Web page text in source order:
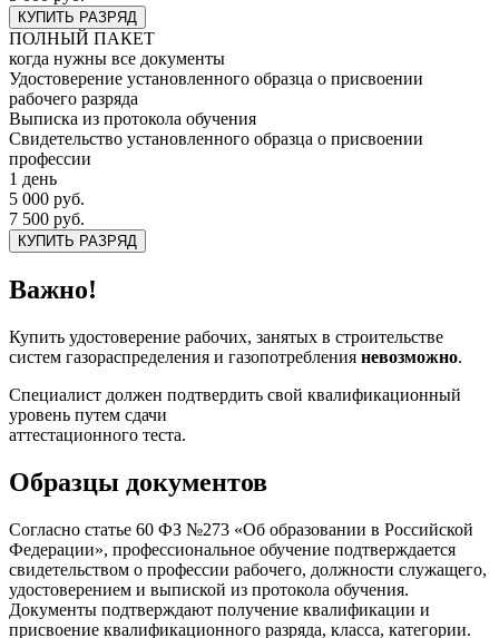
КУПИТЬ РАЗРЯД
ПОЛНЫЙ ПАКЕТ
когда нужны все документы
Удостоверение установленного образца о присвоении
рабочего разряда
Выписка из протокола обучения
Свидетельство установленного образца о присвоении
профессии
1 день
5 000 руб.
7 500 руб.
КУПИТЬ РАЗРЯД
Важно!
Купить удостоверение рабочих, занятых в строительстве
систем газораспределения и газопотребления невозможно.
Специалист должен подтвердить свой квалификационный
уровень путем сдачи
аттестационного теста.
Образцы документов
Согласно статье 60 ФЗ №273 «Об образовании в Российской
Федерации», профессиональное обучение подтверждается
свидетельством о профессии рабочего, должности служащего,
удостоверением и выпиской из протокола обучения.
Документы подтверждают получение квалификации и
присвоение квалификационного разряда, класса, категории.